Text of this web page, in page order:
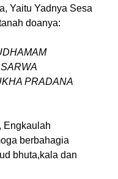
Yaitu Yadnya Sesa
doanya:
PRADANA
Engkaulah
berbahagia
bhuta,kala dan